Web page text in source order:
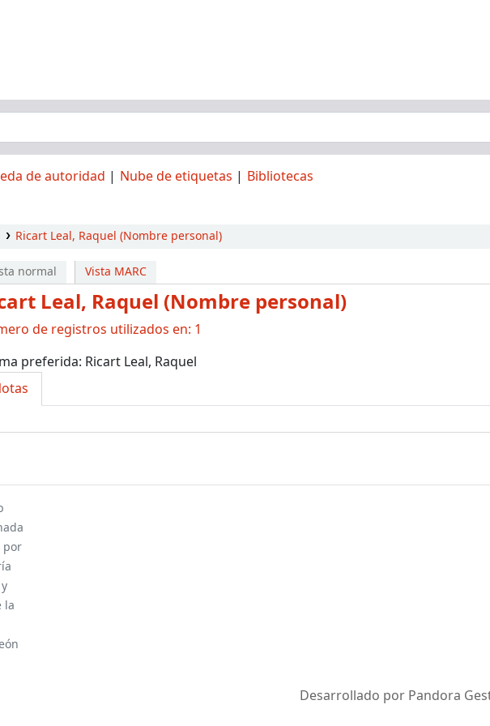
de autoridad Nube de etiquetas Bibliotecas
Ricart Leal, Raquel (Nombre personal)
normal Vista MARC
Leal, Raquel (Nombre personal)
de registros utilizados en: 1
preferida: Ricart Leal, Raquel
por
la
Desarrollado por Pandora